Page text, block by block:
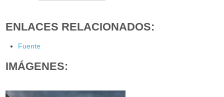
ENLACES RELACIONADOS:
Fuente
IMÁGENES: